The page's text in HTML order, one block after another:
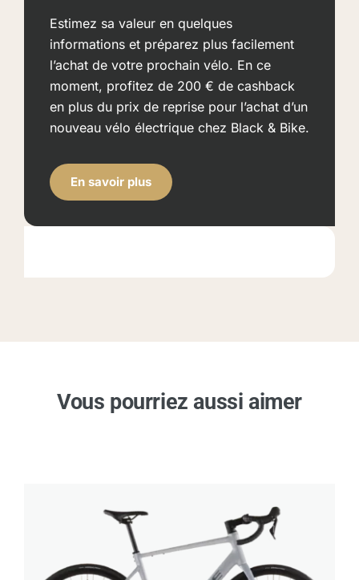
Estimez sa valeur en quelques
informations et préparez plus facilement
l’achat de votre prochain vélo. En ce
moment, profitez de 200 € de cashback
en plus du prix de reprise pour l’achat d’un
nouveau vélo électrique chez Black & Bike.
En savoir plus
Vous pourriez aussi aimer